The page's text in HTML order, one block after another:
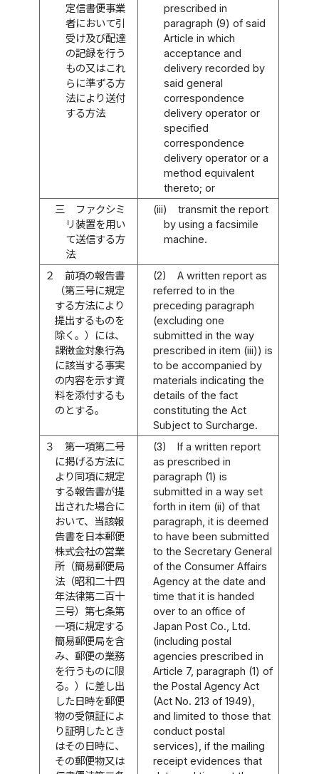
定信書便事業
者において引
受け及び配達
の記録を行う
もの又はこれ
らに準ずる方
法により送付
する方法
prescribed in
paragraph (9) of said
Article in which
acceptance and
delivery recorded by
said general
correspondence
delivery operator or
specified
correspondence
delivery operator or a
method equivalent
thereto; or
三
ファクシミ
リ装置を用い
て送信する方
法
(iii)
transmit the report
by using a facsimile
machine.
２
前項の報告書
（第三号に規定
する方法により
提出するものを
除く。）には、
課徴金対象行為
に該当する事実
の内容を示す資
料を添付するも
のとする。
(2)
A written report as
referred to in the
preceding paragraph
(excluding one
submitted in the way
prescribed in item (iii)) is
to be accompanied by
materials indicating the
details of the fact
constituting the Act
Subject to Surcharge.
３
第一項第二号
に掲げる方法に
より同項に規定
する報告書が提
出された場合に
おいて、当該報
告書を日本郵便
株式会社の営業
所（簡易郵便局
法（昭和二十四
年法律第二百十
三号）第七条第
一項に規定する
簡易郵便局を含
み、郵便の業務
を行うものに限
る。）に差し出
した日時を郵便
物の受領証によ
り証明したとき
はその日時に、
その郵便物又は
(3)
If a written report
as prescribed in
paragraph (1) is
submitted in a way set
forth in item (ii) of that
paragraph, it is deemed
to have been submitted
to the Secretary General
of the Consumer Affairs
Agency at the date and
time that it is handed
over to an office of
Japan Post Co., Ltd.
(including postal
agencies prescribed in
Article 7, paragraph (1) of
the Postal Agency Act
(Act No. 213 of 1949),
and limited to those that
conduct postal
services), if the mailing
receipt evidences that